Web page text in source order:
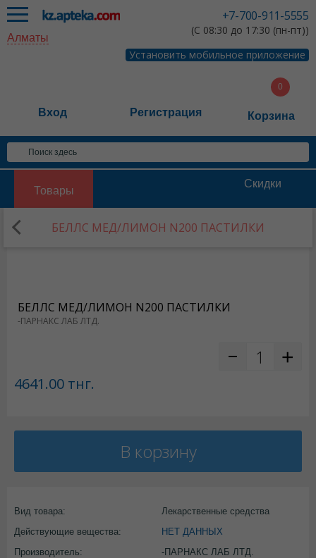
+7-700-911-5555
(С 08:30 до 17:30 (пн-пт))
Установить мобильное приложение
Алматы
Вход Регистрация Корзина
Товары
Скидки
БЕЛЛС МЕД/ЛИМОН N200 ПАСТИЛКИ
БЕЛЛС МЕД/ЛИМОН N200 ПАСТИЛКИ
-ПАРНАКС ЛАБ ЛТД.
4641.00 тнг.
В корзину
Вид товара:
Лекарственные средства
Действующие вещества:
НЕТ ДАННЫХ
Производитель:
-ПАРНАКС ЛАБ ЛТД.